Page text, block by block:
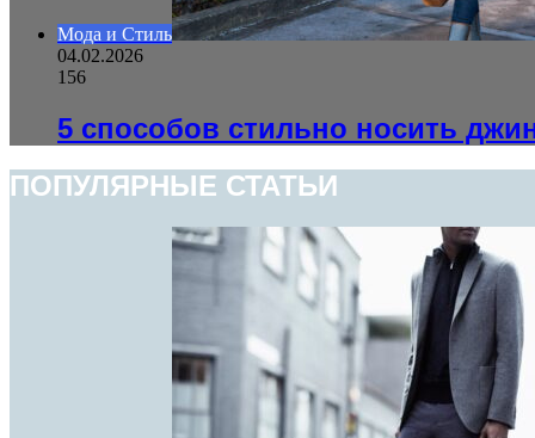
Мода и Стиль
04.02.2026
156
5 способов стильно носить
ПОПУЛЯРНЫЕ СТАТЬИ